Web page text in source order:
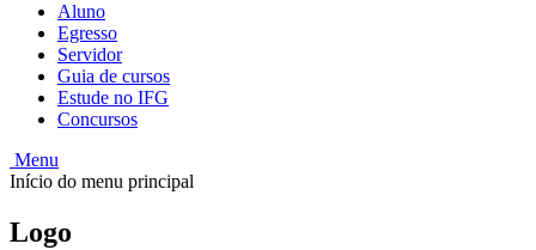
Aluno
Egresso
Servidor
Guia de cursos
Estude no IFG
Concursos
Menu
Início do menu principal
Logo